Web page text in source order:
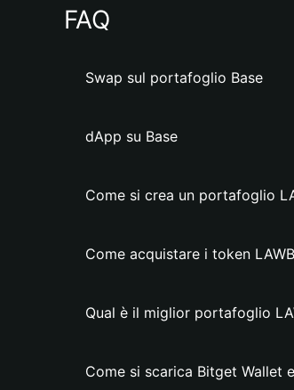
FAQ
Swap sul portafoglio Base
dApp su Base
Come si crea un portafoglio
Come acquistare i token
Qual è il miglior portafoglio
Come si scarica Bitget Wallet